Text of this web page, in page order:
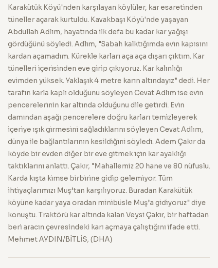
Karakütük Köyü'nden karşılayan köylüler, kar esaretinden
tüneller açarak kurtuldu. Kavakbaşı Köyü'nde yaşayan
Abdullah Adlım, hayatında ilk defa bu kadar kar yağışı
gördüğünü söyledi. Adlım, "Sabah kalktığımda evin kapısını
kardan açamadım. Kürekle karları aça aça dışarı çıktım. Kar
tünelleri içerisinden eve girip çıkıyoruz. Kar kalınlığı
evimden yüksek. Yaklaşık 4 metre karın altındayız" dedi. Her
tarafın karla kaplı olduğunu söyleyen Cevat Adlım ise evin
pencerelerinin kar altında olduğunu dile getirdi. Evin
damından aşağı pencerelere doğru karları temizleyerek
içeriye ışık girmesini sağladıklarını söyleyen Cevat Adlım,
dünya ile bağlantılarının kesildiğini söyledi. Adem Çakır da
köyde bir evden diğer bir eve gitmek için kar ayaklığı
taktıklarını anlattı. Çakır, "Mahallemiz 20 hane ve 80 nüfuslu.
Karda kışta kimse birbirine gidip gelemiyor. Tüm
ihtiyaçlarımızı Muş’tan karşılıyoruz. Buradan Karakütük
köyüne kadar yaya oradan minibüsle Muş’a gidiyoruz" diye
konuştu. Traktörü kar altında kalan Veysi Çakır, bir haftadan
beri aracın çevresindeki karı açmaya çalıştığını ifade etti.
Mehmet AYDIN/BİTLİS, (DHA)